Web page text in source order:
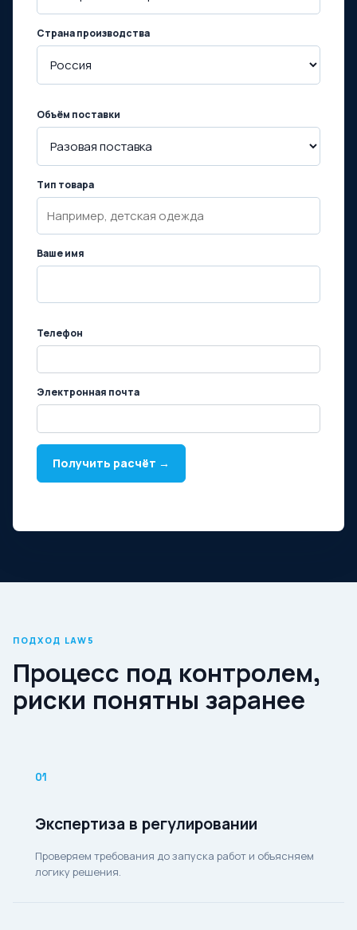
Страна производства
Объём поставки
Тип товара
Ваше имя
Телефон
Электронная почта
Получить расчёт →
ПОДХОД LAW5
Процесс под контролем,
риски понятны заранее
01
Экспертиза в регулировании
Проверяем требования до запуска работ и объясняем
логику решения.